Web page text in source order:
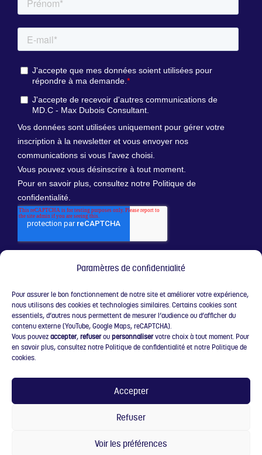
Paramètres de confidentialité
Pour assurer le bon fonctionnement de notre site et améliorer votre expérience,
nous utilisons des cookies et technologies similaires. Certains cookies sont
essentiels, d’autres nous permettent de mesurer l’audience ou d’afficher du
contenu externe (YouTube, Google Maps, reCAPTCHA).
Vous pouvezaccepter,refuseroupersonnaliservotre choix à tout moment. Pour
en savoir plus, consultez notre Politique de confidentialité et notre Politique de
cookies.
Accepter
Refuser
Voir les préférences
Conditions générales de vente
Politique de cookies